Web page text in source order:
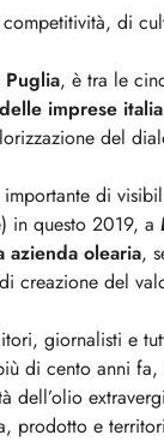
di
Puglia, è tra le
imprese
del
di
in questo 2019, a
azienda olearia,
creazione del
giornalisti e
di cento anni
dell’olio
prodotto e